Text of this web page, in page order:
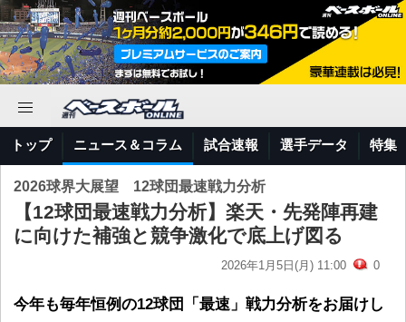
トップ ニュース＆コラム 試合速報 選手データ 特集
2026球界大展望 12球団最速戦力分析
【12球団最速戦力分析】楽天・先発陣再建
に向けた補強と競争激化で底上げ図る
2026年1月5日(月) 11:00 0
今年も毎年恒例の12球団「最速」戦力分析をお届けし